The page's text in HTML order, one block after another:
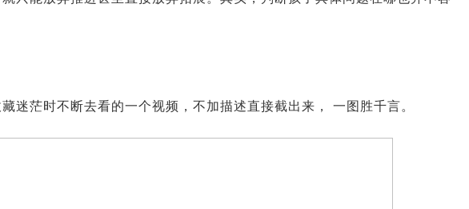
迷茫时不断去看的一个视频，不加描述直接截出来， 一图胜千言。